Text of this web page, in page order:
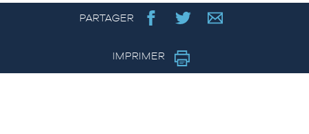
PARTAGER
IMPRIMER